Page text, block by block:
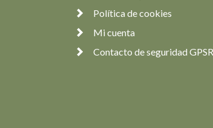
Política de cookies
Mi cuenta
Contacto de seguridad GPSR